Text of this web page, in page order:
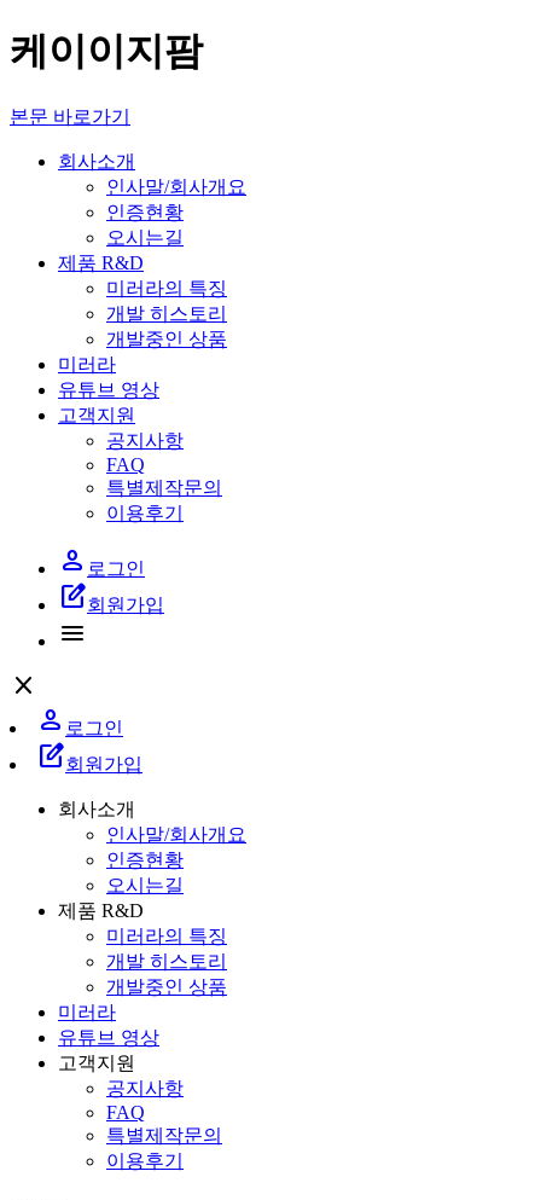
케이이지팜
본문 바로가기
회사소개
인사말/회사개요
인증현황
오시는길
제품 R&D
미러라의 특징
개발 히스토리
개발중인 상품
미러라
유튜브 영상
고객지원
공지사항
FAQ
특별제작문의
이용후기
person 로그인
edit_square회원가입
menu
close
person 로그인
edit_square회원가입
회사소개
인사말/회사개요
인증현황
오시는길
제품 R&D
미러라의 특징
개발 히스토리
개발중인 상품
미러라
유튜브 영상
고객지원
공지사항
FAQ
특별제작문의
이용후기